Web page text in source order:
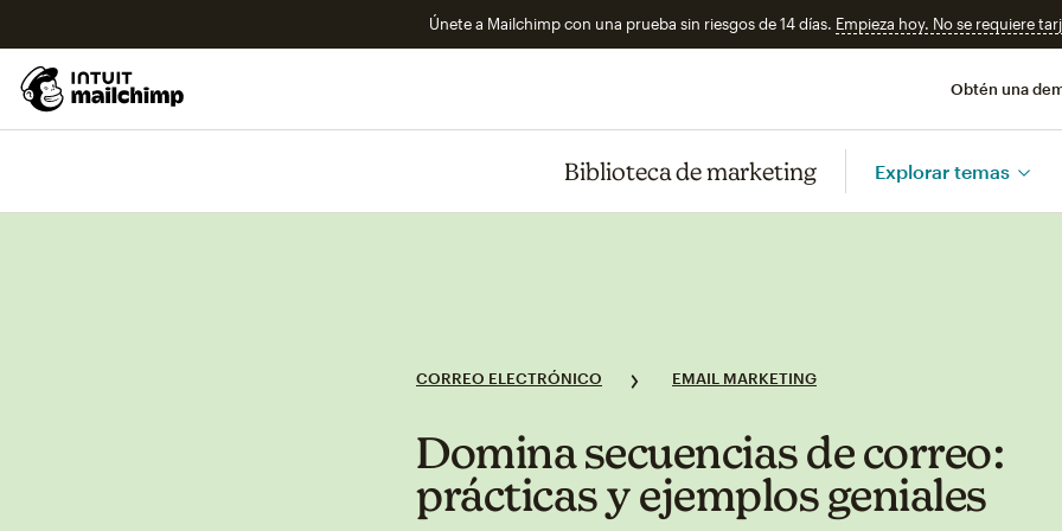
Únete a Mailchimp con una prueba sin riesgos de 14 días. Empieza hoy. No se requiere
Obtén una
Biblioteca de marketing Explorar temas
CORREO ELECTRÓNICO EMAIL MARKETING
Domina secuencias de correo:
prácticas y ejemplos geniales